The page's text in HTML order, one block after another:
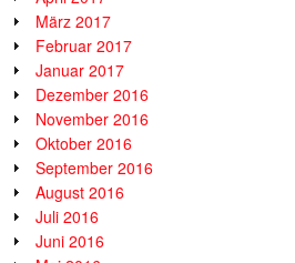
März 2017
Februar 2017
Januar 2017
Dezember 2016
November 2016
Oktober 2016
September 2016
August 2016
Juli 2016
Juni 2016